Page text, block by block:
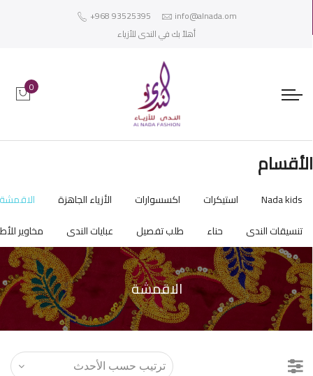
+968 93525395
info@alnada.om
أهلاً بك في الندى للأزياء
0
الأقسام
Nada kids استيكرات اكسسوارات الأزياء الجاهزة
الاقمشة
تنسيقات الندى
حناء طلب تفصيل عبايات الندى مخاوير
الاقمشة